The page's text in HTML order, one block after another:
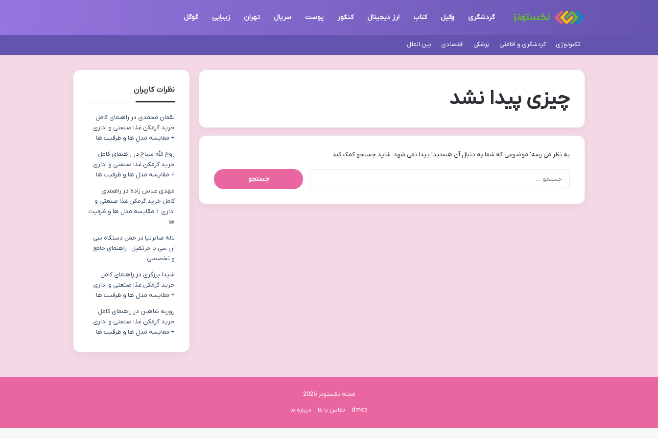
گردشگری وکیل کتاب ارز دیجیتال کنکور پوست سریال تهران زیبایی گوگل
تکنولوژی گردشگری و اقامتی پزشکی اقتصادی بین الملل
چیزی پیدا نشد
به نظر می رسه’ موضوعی که شما به دنبال آن هستید’ پیدا نمی شود. شاید جستجو کمک کند.
جستجو
برای:
نظرات کاربران
لقمان محمدی در راهنمای کامل
خرید گرمکن غذا صنعتی و اداری
+ مقایسه مدل ها و ظرفیت ها
روح الله سیاحدر راهنمای کامل
خرید گرمکن غذا صنعتی و اداری
+ مقایسه مدل ها و ظرفیت ها
مهدی عباس زاده در راهنمای
کامل خرید گرمکن غذا صنعتی و
اداری + مقایسه مدل ها و ظرفیت
ها
لاله صابرنیا در حمل دستگاه سی
ان سی با جرثقیل : راهنمای جامع
و تخصصی
شیدا برزگری در راهنمای کامل
خرید گرمکن غذا صنعتی و اداری
+ مقایسه مدل ها و ظرفیت ها
روزبه شاهین در راهنمای کامل
خرید گرمکن غذا صنعتی و اداری
+ مقایسه مدل ها و ظرفیت ها
مجله نکستونز 2026
dmca
تماس با ما درباره ما